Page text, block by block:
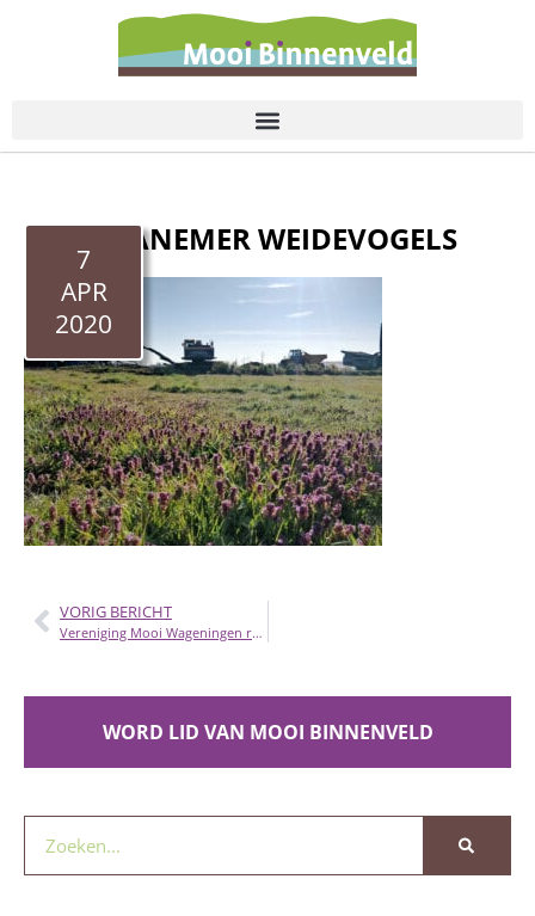
7
APR
2020
FOTO AANEMER WEIDEVOGELS
VORIG BERICHT
Vereniging Mooi Wageningen redt broedende weidevogels in de Binnenveldse Hooilanden.
WORD LID VAN MOOI BINNENVELD